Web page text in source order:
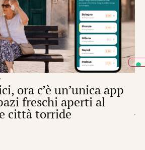
ora c’è un’unica app
freschi aperti al
città torride